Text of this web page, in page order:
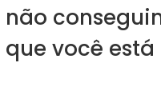
não
que você